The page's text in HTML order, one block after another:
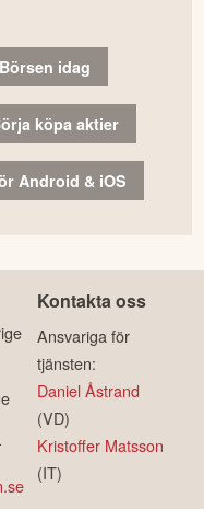
Börsen idag
köpa aktier
Android & iOS
Kontakta oss
Ansvariga för
tjänsten:
Daniel Åstrand
(VD)
Kristoffer Matsson
(IT)